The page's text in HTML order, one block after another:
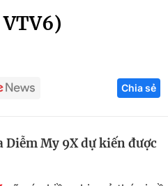
Công nghệ
Sản phẩm
Chia sẻ
My 9X dự kiến được